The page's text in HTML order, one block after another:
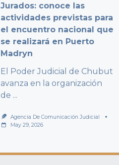
Jurados: conoce las
actividades previstas para
el encuentro nacional que
se realizará en Puerto
Madryn
El Poder Judicial de Chubut
avanza en la organización
de ...
Agencia De Comunicación Judicial
May 29, 2026